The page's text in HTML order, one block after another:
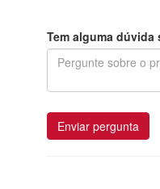
Tem alguma
Enviar pergunta